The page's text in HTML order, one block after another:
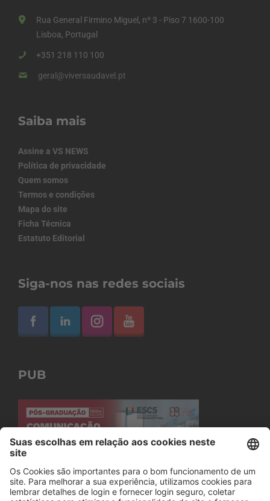
Rua General Firmino Miguel, nº 3 - Piso 7 1600-100
Lisboa, Portugal
+351 218 110 100
geral@viversaudavel.pt
Saiba mais
Assine a VS NEWS
Política de privacidade
Quem somos
Termos e condições
Mapa do site
Ficha Técnica
Estatuto Editorial
Siga-nos nas redes sociais
PUB